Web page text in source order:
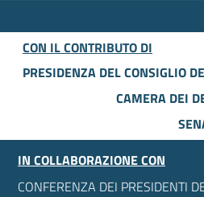
CON IL CONTRIBUTO DI
PRESIDENZA DEL CONSIGLIO
CAMERA DEI
IN COLLABORAZIONE CON
CONFERENZA DEI PRESIDENTI